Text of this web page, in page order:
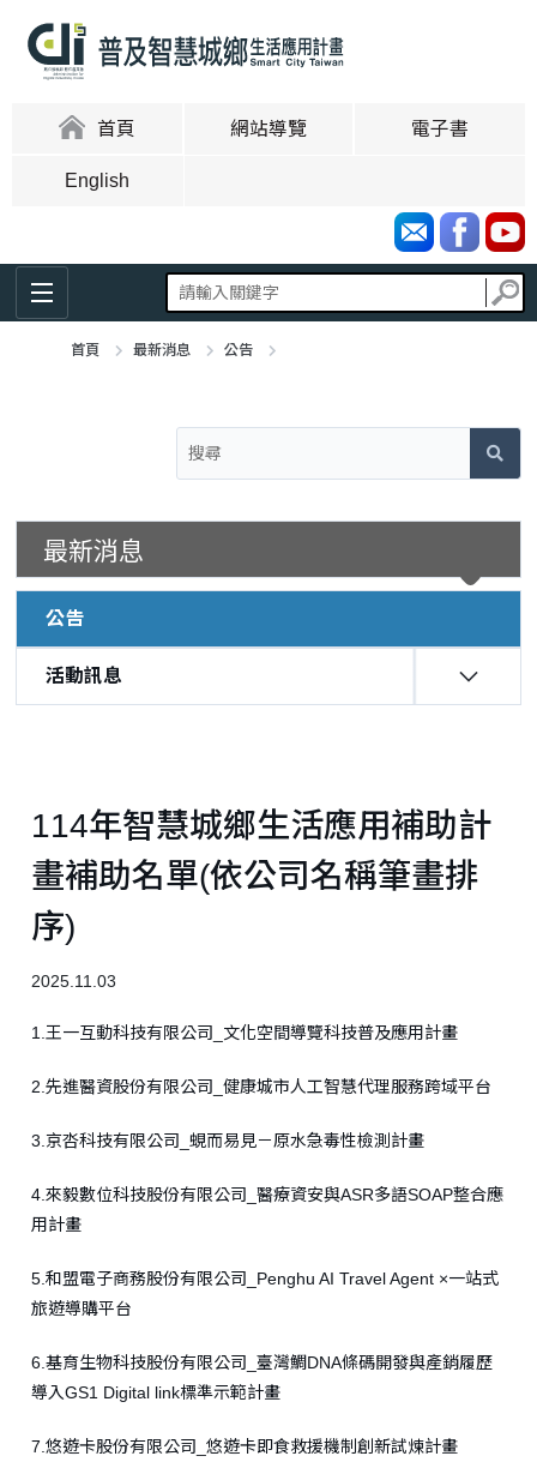
首頁 網站導覽 電子書
English
首頁 最新消息 公告
最新消息
公告
活動訊息
114年智慧城鄉生活應用補助計
畫補助名單(依公司名稱筆畫排
序)
2025.11.03
1.王一互動科技有限公司_文化空間導覽科技普及應用計畫
2.先進醫資股份有限公司_健康城市人工智慧代理服務跨域平台
3.京呇科技有限公司_蜆而易見－原水急毒性檢測計畫
4.來毅數位科技股份有限公司_醫療資安與ASR多語SOAP整合應
用計畫
5.和盟電子商務股份有限公司_Penghu AI Travel Agent ×一站式
旅遊導購平台
6.基育生物科技股份有限公司_臺灣鯛DNA條碼開發與產銷履歷
導入GS1 Digital link標準示範計畫
7.悠遊卡股份有限公司_悠遊卡即食救援機制創新試煉計畫